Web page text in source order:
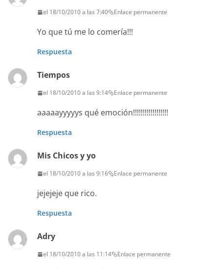
el 18/10/2010 a las 7:40 Enlace permanente
Yo que tú me lo comería!!!
Respuesta
Tiempos
el 18/10/2010 a las 9:14 Enlace permanente
aaaaayyyyys qué emoción!!!!!!!!!!!!!!!!!!
Respuesta
Mis Chicos y yo
el 18/10/2010 a las 9:16 Enlace permanente
jejejeje que rico.
Respuesta
Adry
el 18/10/2010 a las 11:14 Enlace permanente